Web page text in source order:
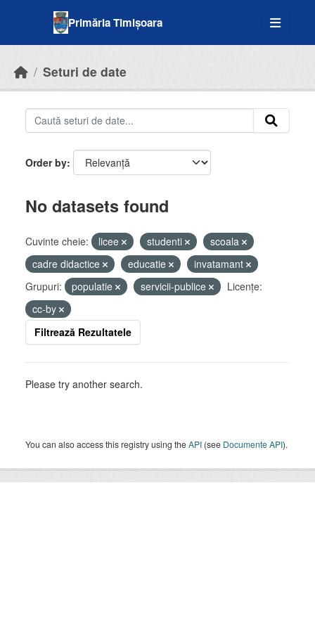
Primăria Timișoara
Seturi de date
Order by
No datasets found
Cuvinte cheie: licee studenti
scoala
cadre didactice
educatie
invatamant
Grupuri:
populatie servicii-publice
Licenţe:
cc-by
Filtrează Rezultatele
Please try another search.
You can also access this registry using theAPI (see Documente API).